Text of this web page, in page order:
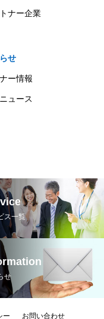
ナー企業
せ
ー情報
ュース
ス一覧
せ
ー お問い合わせ